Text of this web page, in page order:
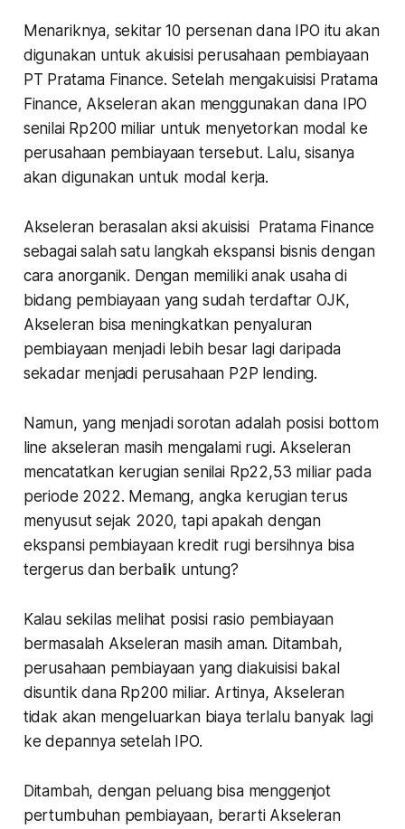
Menariknya, sekitar 10 persenan dana IPO itu akan
digunakan untuk akuisisi perusahaan pembiayaan
PT Pratama Finance. Setelah mengakuisisi Pratama
Finance, Akseleran akan menggunakan dana IPO
senilai Rp200 miliar untuk menyetorkan modal ke
perusahaan pembiayaan tersebut. Lalu, sisanya
akan digunakan untuk modal kerja.
Akseleran berasalan aksi akuisisi Pratama Finance
sebagai salah satu langkah ekspansi bisnis dengan
cara anorganik. Dengan memiliki anak usaha di
bidang pembiayaan yang sudah terdaftar OJK,
Akseleran bisa meningkatkan penyaluran
pembiayaan menjadi lebih besar lagi daripada
sekadar menjadi perusahaan P2P lending.
Namun, yang menjadi sorotan adalah posisi bottom
line akseleran masih mengalami rugi. Akseleran
mencatatkan kerugian senilai Rp22,53 miliar pada
periode 2022. Memang, angka kerugian terus
menyusut sejak 2020, tapi apakah dengan
ekspansi pembiayaan kredit rugi bersihnya bisa
tergerus dan berbalik untung?
Kalau sekilas melihat posisi rasio pembiayaan
bermasalah Akseleran masih aman. Ditambah,
perusahaan pembiayaan yang diakuisisi bakal
disuntik dana Rp200 miliar. Artinya, Akseleran
tidak akan mengeluarkan biaya terlalu banyak lagi
ke depannya setelah IPO.
Ditambah, dengan peluang bisa menggenjot
pertumbuhan pembiayaan, berarti Akseleran